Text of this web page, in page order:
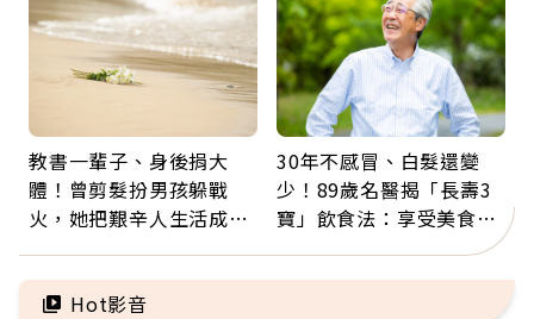
教書一輩子、身後捐大
體！曾剪髮扮男孩躲戰
火，她把艱辛人生活成風
福
30年不感冒、白髮還變
少！89歲名醫揭「長壽3
寶」飲食法：享受美食不
忌口，偶爾也該吃點肉
Hot影音